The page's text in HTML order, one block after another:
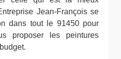
Jean-François se
dans tout le 91450 pour
proposer les peintures